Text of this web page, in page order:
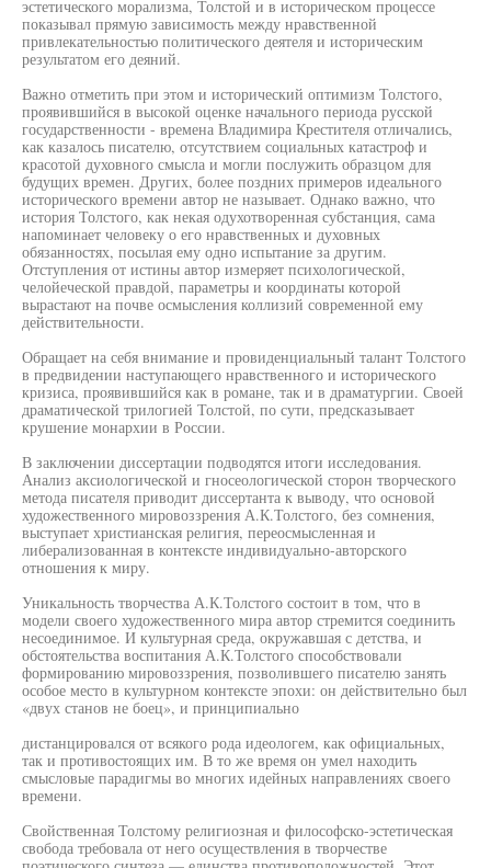
эстетического морализма, Толстой и в историческом процессе
показывал прямую зависимость между нравственной
привлекательностью политического деятеля и историческим
результатом его деяний.
Важно отметить при этом и исторический оптимизм Толстого,
проявившийся в высокой оценке начального периода русской
государственности - времена Владимира Крестителя отличались,
как казалось писателю, отсутствием социальных катастроф и
красотой духовного смысла и могли послужить образцом для
будущих времен. Других, более поздних примеров идеального
исторического времени автор не называет. Однако важно, что
история Толстого, как некая одухотворенная субстанция, сама
напоминает человеку о его нравственных и духовных
обязанностях, посылая ему одно испытание за другим.
Отступления от истины автор измеряет психологической,
челойеческой правдой, параметры и координаты которой
вырастают на почве осмысления коллизий современной ему
действительности.
Обращает на себя внимание и провиденциальный талант Толстого
в предвидении наступающего нравственного и исторического
кризиса, проявившийся как в романе, так и в драматургии. Своей
драматической трилогией Толстой, по сути, предсказывает
крушение монархии в России.
В заключении диссертации подводятся итоги исследования.
Анализ аксиологической и гносеологической сторон творческого
метода писателя приводит диссертанта к выводу, что основой
художественного мировоззрения А.К.Толстого, без сомнения,
выступает христианская религия, переосмысленная и
либерализованная в контексте индивидуально-авторского
отношения к миру.
Уникальность творчества А.К.Толстого состоит в том, что в
модели своего художественного мира автор стремится соединить
несоединимое. И культурная среда, окружавшая с детства, и
обстоятельства воспитания А.К.Толстого способствовали
формированию мировоззрения, позволившего писателю занять
особое место в культурном контексте эпохи: он действительно был
«двух станов не боец», и принципиально
дистанцировался от всякого рода идеологем, как официальных,
так и противостоящих им. В то же время он умел находить
смысловые парадигмы во многих идейных направлениях своего
времени.
Свойственная Толстому религиозная и философско-эстетическая
свобода требовала от него осуществления в творчестве